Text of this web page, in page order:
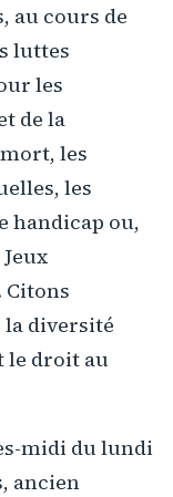
au cours de
luttes
les
de la
les
les
handicap ou,
Citons
la diversité
le droit au
midi du lundi
ancien